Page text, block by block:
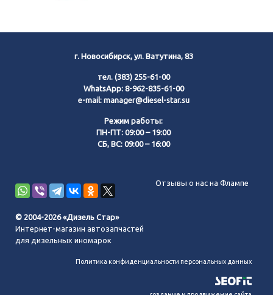
г. Новосибирск, ул. Ватутина, 83
тел. (383) 255-61-00
WhatsApp: 8-962-835-61-00
e-mail: manager@diesel-star.su
Режим работы:
ПН-ПТ: 09:00 – 19:00
СБ, ВС: 09:00 – 16:00
Отзывы о нас на Флампе
© 2004-2026 «Дизель Стар»
Интернет-магазин автозапчастей
для дизельных иномарок
Политика конфиденциальности персональных данных